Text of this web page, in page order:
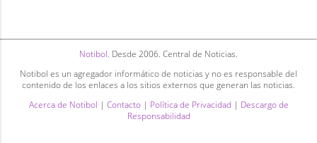
Notibol. Desde 2006. Central de Noticias.
Notibol es un agregador informático de noticias y no es responsable del
contenido de los enlaces a los sitios externos que generan las noticias.
Acerca de Notibol | Contacto| Política de Privacidad | Descargo de
Responsabilidad